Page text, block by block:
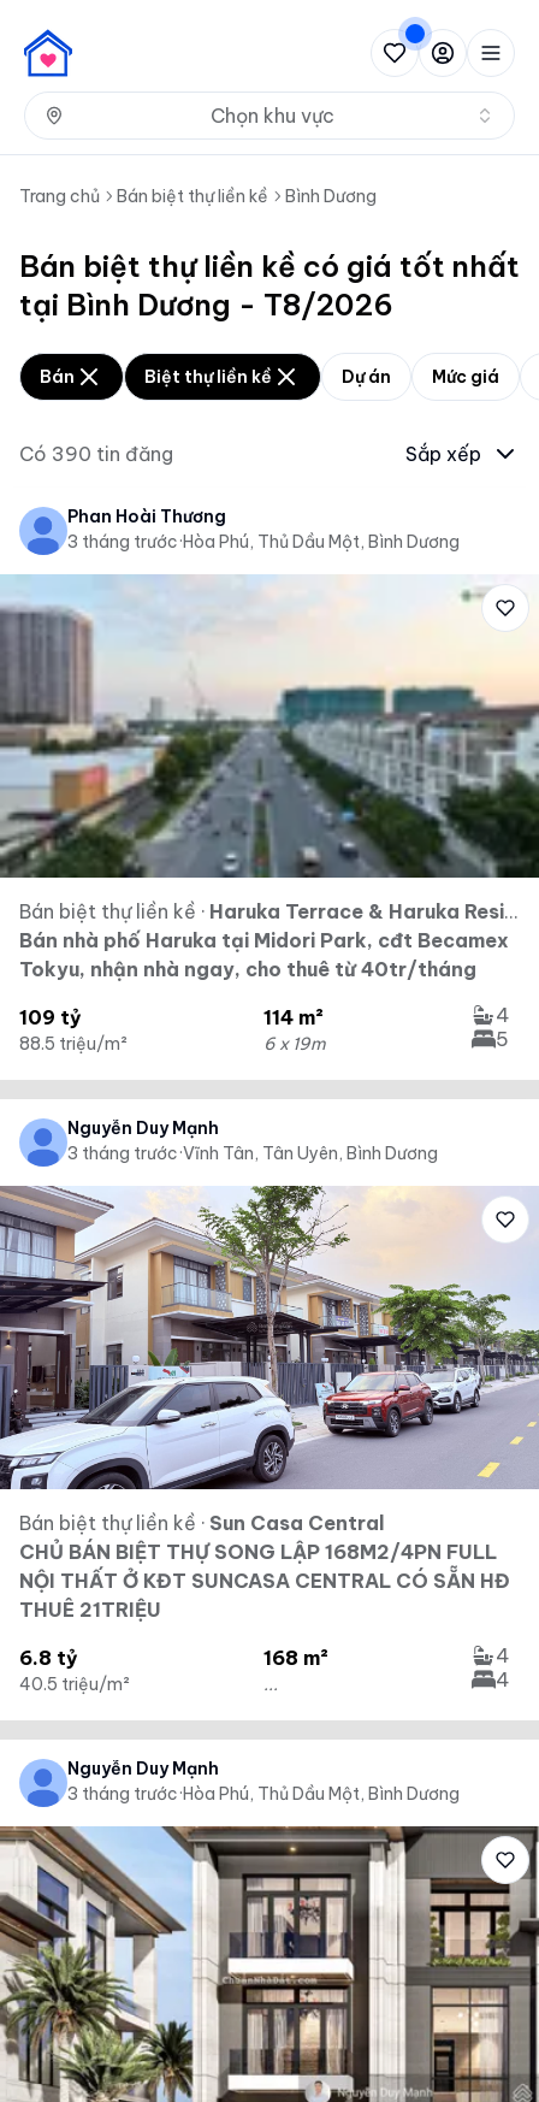
Chọn khu vực
Trang chủ Bán biệt thự liền kề Bình Dương
Bán biệt thự liền kề có giá tốt nhất
tại Bình Dương - T8/2026
Bán Biệt thự liền kề Dự án Mức giá
Có 390 tin đăng Sắp xếp
Phan Hoài Thương
3 tháng trước·Hòa Phú, Thủ Dầu Một, Bình Dương
Bán biệt thự liền kề · Haruka Terrace & Haruka Residence - Midori Park
Bán nhà phố Haruka tại Midori Park, cđt Becamex
Tokyu, nhận nhà ngay, cho thuê từ 40tr/tháng
109 tỷ
88.5 triệu/m²
114 m²
6 x 19m
4
5
Nguyễn Duy Mạnh
3 tháng trước·Vĩnh Tân, Tân Uyên, Bình Dương
Bán biệt thự liền kề · Sun Casa Central
CHỦ BÁN BIỆT THỰ SONG LẬP 168M2/4PN FULL
NỘI THẤT Ở KĐT SUNCASA CENTRAL CÓ SẴN HĐ
THUÊ 21TRIỆU
6.8 tỷ
40.5 triệu/m²
168 m²
...
4
4
Nguyễn Duy Mạnh
3 tháng trước·Hòa Phú, Thủ Dầu Một, Bình Dương